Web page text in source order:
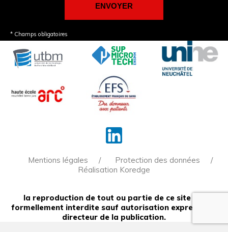
* Champs obligatoires
Mentions légales
Protection des données
Réalisation Koredge
la reproduction de tout ou partie de ce site est
formellement interdite sauf autorisation expresse du
directeur de la publication.